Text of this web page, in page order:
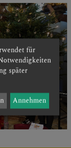
für
später
Annehmen